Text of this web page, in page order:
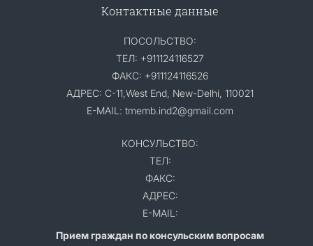
Контактные данные
ПОСОЛЬСТВО:
ТЕЛ: +911124116527
ФАКС: +911124116526
АДРЕС: C-11,West End, New-Delhi, 110021
E-MAIL: tmemb.ind2@gmail.com
КОНСУЛЬСТВО:
ТЕЛ:
ФАКС:
АДРЕС:
E-MAIL:
Прием граждан по консульским вопросам